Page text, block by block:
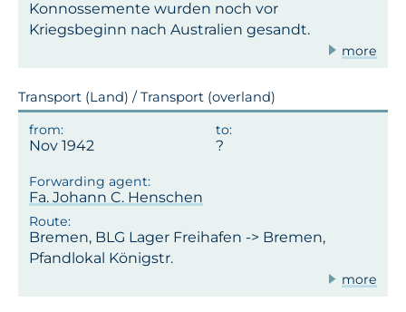
Konnossemente wurden noch vor
Kriegsbeginn nach Australien gesandt.
more
Transport (Land) / Transport (overland)
Nov 1942
Fa. Johann C. Henschen
Bremen, BLG Lager Freihafen -> Bremen,
Pfandlokal Königstr.
more